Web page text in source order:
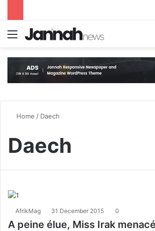
Menu
Home / Daech
Daech
AfrikMag 31 December 2015 0
A peine élue, Miss Irak